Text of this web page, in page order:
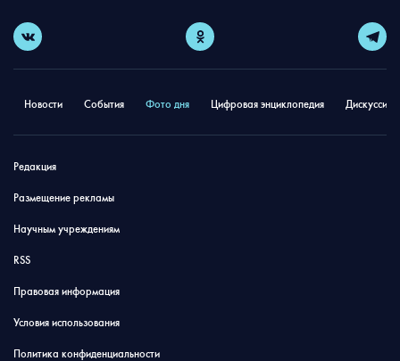
Новости События Фото дня Цифровая энциклопедия
Редакция
Размещение рекламы
Научным учреждениям
RSS
Правовая информация
Условия использования
Политика конфиденциальности